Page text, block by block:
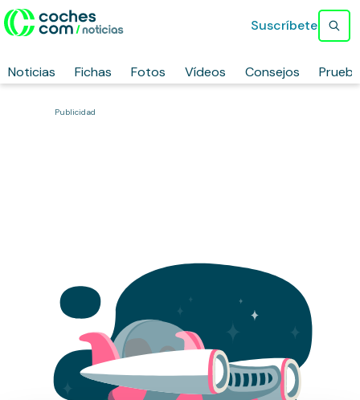
Noticias Fichas Fotos Vídeos Consejos
Suscríbete
Publicidad